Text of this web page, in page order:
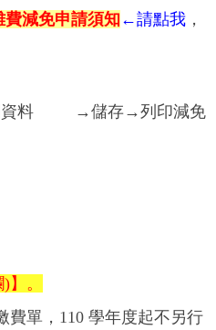
費減免申請須知←請點我 ，
別資料 →儲存→列印減免
。
單， 110 學年度起不另行